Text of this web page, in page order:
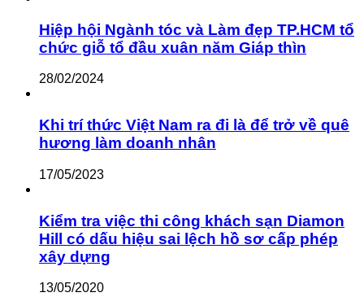
Hiệp hội Ngành tóc và Làm đẹp TP.HCM tổ
chức giỗ tổ đầu xuân năm Giáp thìn
28/02/2024
Khi trí thức Việt Nam ra đi là để trở về quê
hương làm doanh nhân
17/05/2023
Kiểm tra việc thi công khách sạn Diamon
Hill có dấu hiệu sai lệch hồ sơ cấp phép
xây dựng
13/05/2020